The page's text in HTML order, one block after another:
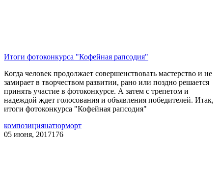
Итоги фотоконкурса "Кофейная рапсодия"
Когда человек продолжает совершенствовать мастерство и не
замирает в творчеством развитии, рано или поздно решается
принять участие в фотоконкурсе. А затем с трепетом и
надеждой ждет голосования и объявления победителей. Итак,
итоги фотоконкурса "Кофейная рапсодия"
композициянатюрморт
05 июня, 2017176